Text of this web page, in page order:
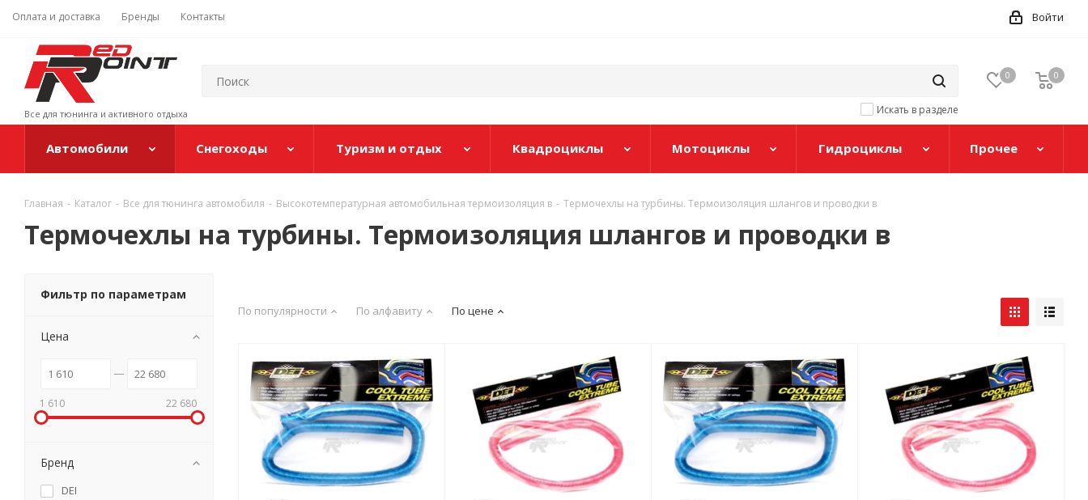
Оплата и доставка Бренды Контакты Войти
Все для тюнинга и активного отдыха Искать в разделе
0 0
Автомобили Снегоходы Туризм и отдых Квадроциклы Мотоциклы Гидроциклы Прочее
Главная - Каталог - Все для тюнинга автомобиля - Высокотемпературная автомобильная термоизоляция в - Термочехлы на турбины. Термоизоляция шлангов и проводки в
Термочехлы на турбины. Термоизоляция шлангов и проводки в
По популярности По алфавиту По цене
Фильтр по параметрам
Цена
1 610 22 680
Бренд
DEI